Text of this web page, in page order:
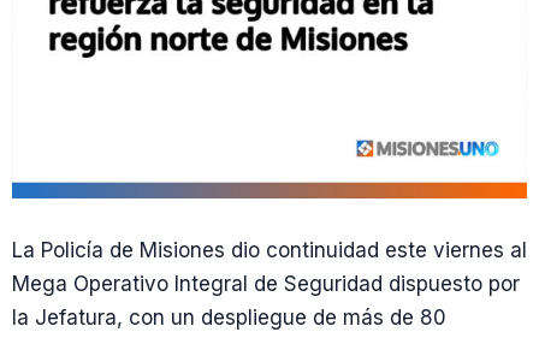
La Policía de Misiones dio continuidad este viernes al
Mega Operativo Integral de Seguridad dispuesto por
la Jefatura, con un despliegue de más de 80